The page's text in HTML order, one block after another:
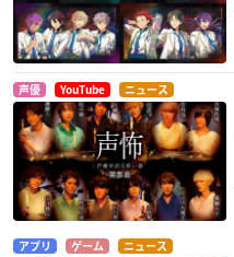
声優 YouTube ニュース
アプリ ゲーム ニュース